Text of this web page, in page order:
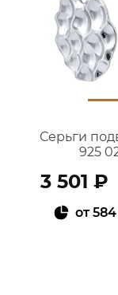
Серьги
925
3 501 ₽
от